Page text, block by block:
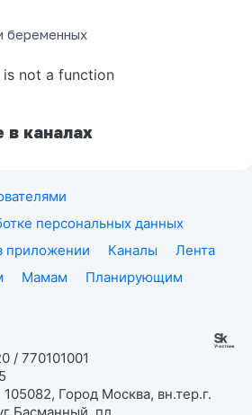
беременных
not a function
в каналах
персональных данных
приложении Каналы
Лента
Мамам
Планирующим
/ 770101001
Город Москва, вн.тер.г.